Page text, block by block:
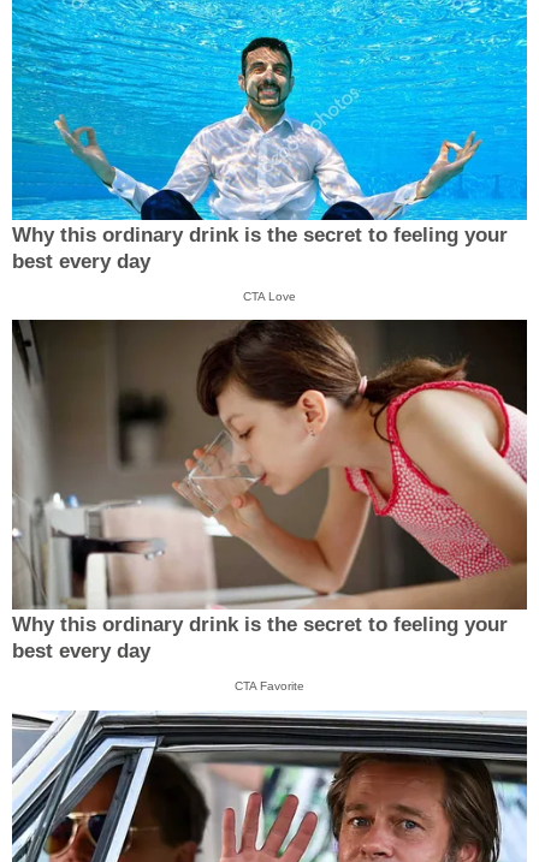
Why this ordinary drink is the secret to feeling your
best every day
CTA Love
Why this ordinary drink is the secret to feeling your
best every day
CTA Favorite